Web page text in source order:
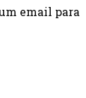
email para